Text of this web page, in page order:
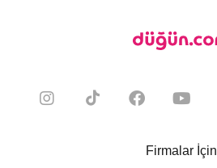
Firmalar İçin